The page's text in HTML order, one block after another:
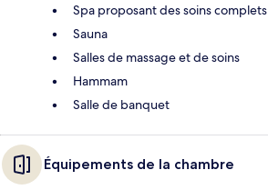
Spa proposant des soins complets
Sauna
Salles de massage et de soins
Hammam
Salle de banquet
Équipements de la chambre